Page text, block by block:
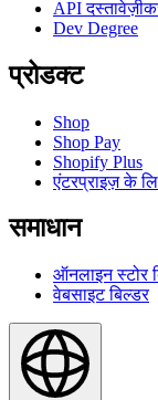
API
Dev Degree
प्रोडक्ट
Shop
Shop Pay
Shopify Plus
एंटरप्राइज़ के
समाधान
ऑनलाइन स्टोर
वेबसाइट बिल्डर